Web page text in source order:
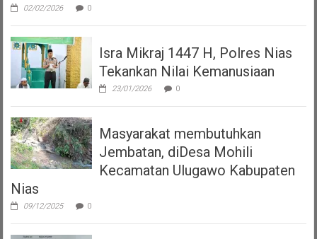
02/02/2026 0
Isra Mikraj 1447 H, Polres Nias
Tekankan Nilai Kemanusiaan
23/01/2026 0
Masyarakat membutuhkan
Jembatan, diDesa Mohili
Kecamatan Ulugawo Kabupaten
Nias
09/12/2025 0